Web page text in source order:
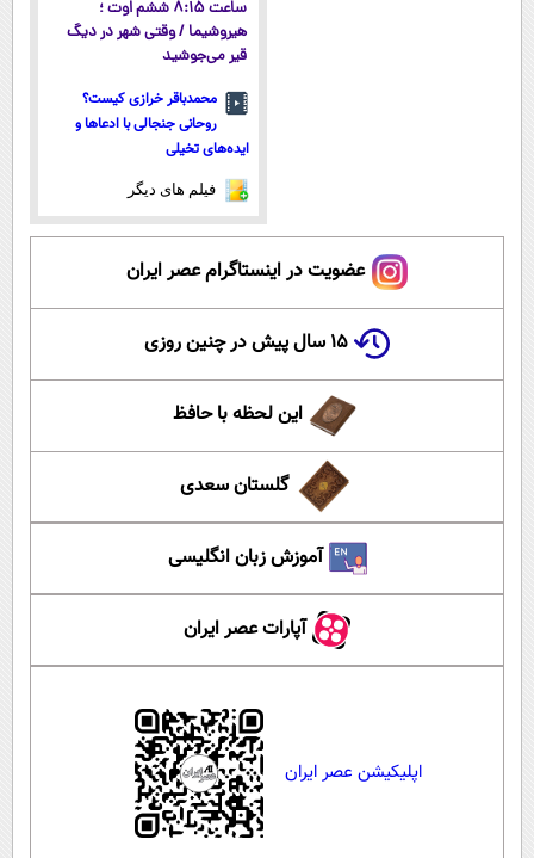
ساعت ۸:۱۵ ششم اوت ؛
هیروشیما / وقتی شهر در دیگ
قیر می‌جوشید
محمدباقر خرازی کیست؟
روحانی جنجالی با ادعاها و
ایده‌های تخیلی
فیلم های دیگر
عضویت در اینستاگرام عصر ایران
۱۵ سال پیش در چنین روزی
این لحظه با حافظ
گلستان سعدی
آموزش زبان انگلیسی
آپارات عصر ایران
اپلیکیشن عصر ایران